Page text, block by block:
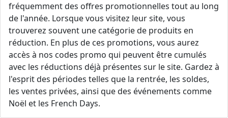
fréquemment des offres promotionnelles tout au long
de l'année. Lorsque vous visitez leur site, vous
trouverez souvent une catégorie de produits en
réduction. En plus de ces promotions, vous aurez
accès à nos codes promo qui peuvent être cumulés
avec les réductions déjà présentes sur le site. Gardez à
l'esprit des périodes telles que la rentrée, les soldes,
les ventes privées, ainsi que des événements comme
Noël et les French Days.